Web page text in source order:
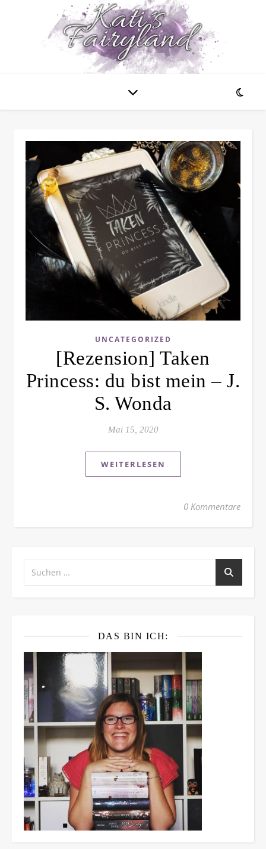
UNCATEGORIZED
[Rezension] Taken
Princess: du bist mein – J.
S. Wonda
Mai 15, 2020
WEITERLESEN
0 Kommentare
DAS BIN ICH: